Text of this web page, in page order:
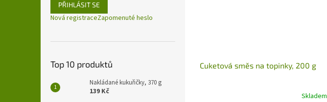
PŘIHLÁSIT SE
Nová registraceZapomenuté heslo
Top 10 produktů
Nakládané kukuřičky, 370 g
139 Kč
Cuketová směs na topinky, 200 g
Skladem